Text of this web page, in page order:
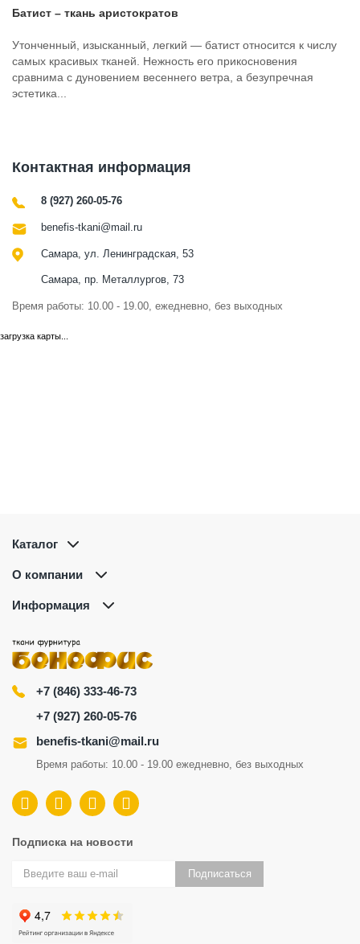
Батист – ткань аристократов
Утонченный, изысканный, легкий — батист относится к числу
самых красивых тканей. Нежность его прикосновения
сравнима с дуновением весеннего ветра, а безупречная
эстетика...
Контактная информация
8 (927) 260-05-76
benefis-tkani@mail.ru
Самара, ул. Ленинградская, 53
Самара, пр. Металлургов, 73
Время работы: 10.00 - 19.00, ежедневно, без выходных
загрузка карты...
Каталог
О компании
Информация
+7 (846) 333-46-73
+7 (927) 260-05-76
benefis-tkani@mail.ru
Время работы: 10.00 - 19.00 ежедневно, без выходных
Подписка на новости
Подписаться